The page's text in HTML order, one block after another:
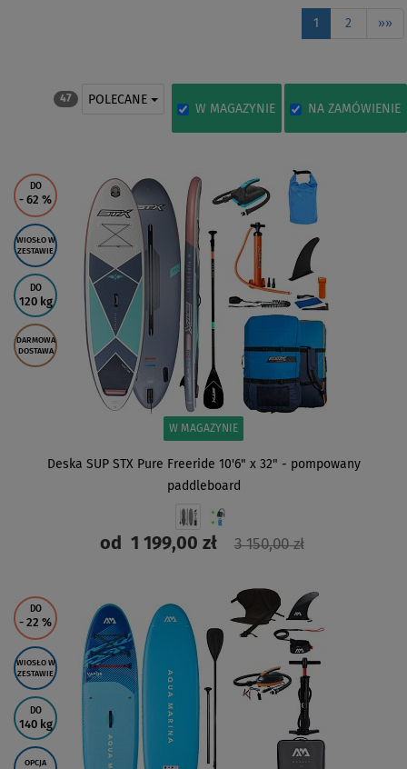
1 2 »»
47 POLECANE
W MAGAZYNIE NA ZAMÓWIENIE
DO
- 62 %
WIOSŁO W
ZESTAWIE
DO
120 kg
DARMOWA
DOSTAWA
W MAGAZYNIE
Deska SUP STX Pure Freeride 10'6" x 32" - pompowany
paddleboard
od1 199,00 zł 3 150,00 zł
DO
- 22 %
WIOSŁO W
ZESTAWIE
DO
140 kg
OPCJA